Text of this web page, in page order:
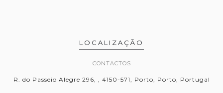
LOCALIZAÇÃO
CONTACTOS
R. do Passeio Alegre 296, , 4150-571, Porto, Porto, Portugal